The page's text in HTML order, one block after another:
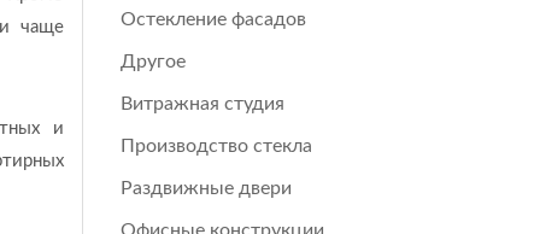
чаще
и
Остекление фасадов
Другое
Витражная студия
Производство стекла
Раздвижные двери